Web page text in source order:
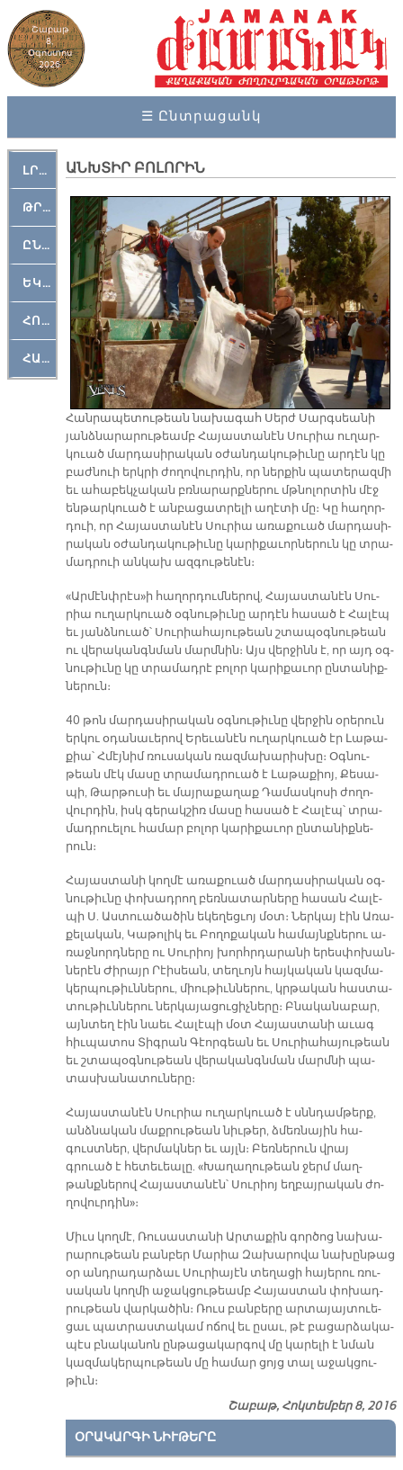
Շաբաթ
8,
Օգոստոս
2026
☰ Ընտրացանկ
ԼՐԱՀՈՍ
ԹՐՔԱՀԱՅ ԿԵԱՆՔ
ԸՆԿԵՐԱՄՇԱԿՈՒԹԱՅԻՆ
ԵԿԵՂԵՑԱԿԱՆ
ՀՈԳԵՄՏԱՒՈՐ
ՀԱՐԹԱԿ
ԱՆԽՏԻՐ ԲՈԼՈՐԻՆ
Հան­րա­պե­տու­թեան նա­խա­գահ Սերժ Սարգ­սեա­նի
յանձ­նա­րա­րու­թեամբ Հա­յաս­տա­նէն Սու­րիա ու­ղար­
կուած մար­դա­սի­րա­կան օ­ժան­դա­կու­թիւ­նը ար­դէն կը
բաժ­նուի երկ­րի ժո­ղո­վուր­դին, որ ներ­քին պա­տե­րազ­մի
եւ ա­հա­բեկ­չա­կան բռնա­րարք­նե­րու մթնո­լոր­տին մէջ
են­թար­կուած է ան­բա­ցատ­րե­լի ա­ղէ­տի մը։ Կը հա­ղոր­
դուի, որ Հա­յաս­տա­նէն Սու­րիա ա­ռա­քուած մար­դա­սի­
րա­կան օ­ժան­դա­կու­թիւ­նը կա­րի­քա­ւոր­նե­րուն կը տրա­
մադ­րուի ան­կախ ազ­գու­թե­նէն։
«Ար­մէնփ­րէս»ի հա­ղոր­դում­նե­րով, Հա­յաս­տա­նէն Սու­
րիա ու­ղար­կուած օգ­նու­թիւ­նը ար­դէն հա­սած է Հա­լէպ
եւ յանձ­նուած՝ Սու­րիա­հա­յու­թեան շտա­պօգ­նու­թեան
ու վե­րա­կանգն­ման մարմ­նին։ Այս վեր­ջինն է, որ այդ օգ­
նու­թիւ­նը կը տրա­մադ­րէ բո­լոր կա­րի­քա­ւոր ըն­տա­նիք­
նե­րուն։
40 թոն մար­դա­սի­րա­կան օգ­նու­թիւ­նը վեր­ջին օ­րե­րուն
եր­կու օ­դա­նա­ւե­րով Ե­րե­ւա­նէն ու­ղար­կուած էր Լա­թա­
քիա՝ Հմէյ­նիմ ռու­սա­կան ռազ­մա­խա­րիս­խը։ Օգ­նու­
թեան մէկ մա­սը տրա­մադ­րուած է Լա­թա­քիոյ, Քե­սա­
պի, Թար­թու­սի եւ մայ­րա­քա­ղաք Դա­մաս­կո­սի ժո­ղո­
վուր­դին, իսկ գե­րակ­շիռ մա­սը հա­սած է Հա­լէպ՝ տրա­
մադ­րուե­լու հա­մար բո­լոր կա­րի­քա­ւոր ըն­տա­նիք­նե­
րուն։
Հա­յաս­տա­նի կող­մէ ա­ռա­քուած մար­դա­սի­րա­կան օգ­
նու­թիւ­նը փո­խադ­րող բեռ­նա­տար­նե­րը հա­սան Հա­լէ­
պի Ս. Աս­տուա­ծա­ծին ե­կե­ղեց­ւոյ մօտ։ Ներ­կայ էին Ա­ռա­
քե­լա­կան, Կա­թո­լիկ եւ Բո­ղո­քա­կան հա­մայնք­նե­րու ա­
ռաջ­նորդ­նե­րը ու Սու­րիոյ խորհր­դա­րա­նի ե­րես­փո­խան­
նե­րէն Ժի­րայր Րէի­սեան, տեղ­ւոյն հայ­կա­կան կազ­մա­
կեր­պու­թիւն­նե­րու, միու­թիւն­նե­րու, կրթա­կան հաս­տա­
տու­թիւն­նե­րու ներ­կա­յա­ցու­ցիչ­նե­րը։ Բնա­կա­նա­բար,
այն­տեղ էին նաեւ Հա­լէ­պի մօտ Հա­յաս­տա­նի ա­ւագ
հիւ­պա­տոս Տիգ­րան Գէոր­գեան եւ Սու­րիա­հա­յու­թեան
եւ շտա­պօգ­նու­թեան վե­րա­կանգն­ման մարմ­նի պա­
տաս­խա­նա­տու­նե­րը։
Հա­յաս­տա­նէն Սու­րիա ու­ղար­կուած է սննդամ­թերք,
անձ­նա­կան մաք­րու­թեան նիւ­թեր, ձմեռ­նա­յին հա­
գուստ­ներ, վեր­մակ­ներ եւ այլն։ Բեռ­նե­րուն վրայ
գրուած է հե­տե­ւեա­լը. «Խա­ղա­ղու­թեան ջերմ մաղ­
թանք­նե­րով Հա­յաս­տա­նէն՝ Սու­րիոյ եղ­բայ­րա­կան ժո­
ղո­վուր­դին»։
Միւս կող­մէ, Ռու­սաս­տա­նի Ար­տա­քին գոր­ծոց նա­խա­
րա­րու­թեան բան­բեր Մա­րիա Զա­խա­րո­վա նա­խըն­թաց
օր անդ­րա­դար­ձաւ Սու­րիա­յէն տե­ղա­ցի հա­յե­րու ռու­
սա­կան կող­մի ա­ջակ­ցու­թեամբ Հա­յաս­տան փո­խադ­
րու­թեան վար­կա­ծին։ Ռուս բան­բե­րը ար­տա­յայ­տուե­
ցաւ պատ­րաս­տա­կամ ո­ճով եւ ը­սաւ, թէ բա­ցար­ձա­կա­
պէս բնա­կա­նոն ըն­թա­ցա­կար­գով մը կա­րե­լի է նման
կազ­մա­կեր­պու­թեան մը հա­մար ցոյց տալ ա­ջակ­ցու­
թիւն։
Շաբաթ, Հոկտեմբեր 8, 2016
ՕՐԱԿԱՐԳԻ ՆԻՒԹԵՐԸ